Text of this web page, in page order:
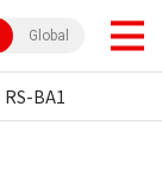
Global
RS-BA1